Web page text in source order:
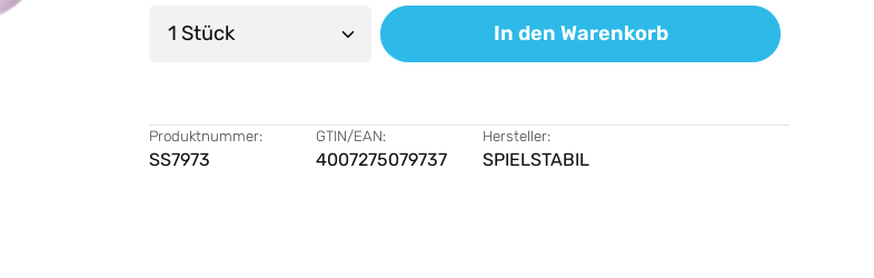
Produkt Anzahl: Gib den gewünschten Wert ein oder
In den Warenkorb
Produktnummer:
SS7973
GTIN/EAN:
4007275079737
Hersteller:
SPIELSTABIL